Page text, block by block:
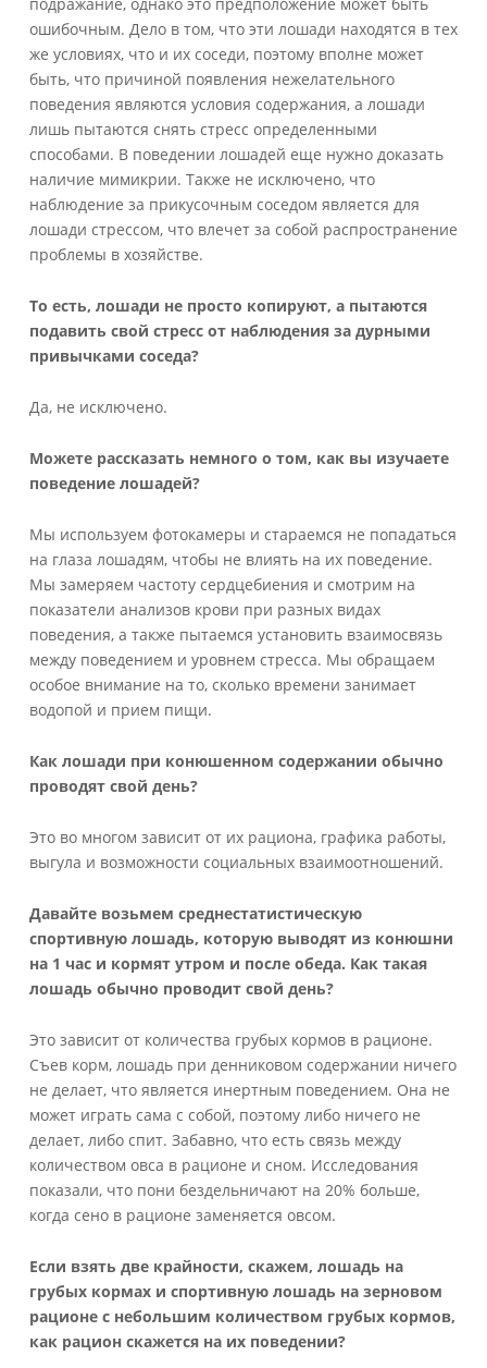
ошибочным. Дело в том, что эти лошади находятся в тех
же условиях, что и их соседи, поэтому вполне может
быть, что причиной появления нежелательного
поведения являются условия содержания, а лошади
лишь пытаются снять стресс определенными
способами. В поведении лошадей еще нужно доказать
наличие мимикрии. Также не исключено, что
наблюдение за прикусочным соседом является для
лошади стрессом, что влечет за собой распространение
проблемы в хозяйстве.
То есть, лошади не просто копируют, а пытаются
подавить свой стресс от наблюдения за дурными
привычками соседа?
Да, не исключено.
Можете рассказать немного о том, как вы изучаете
поведение лошадей?
Мы используем фотокамеры и стараемся не попадаться
на глаза лошадям, чтобы не влиять на их поведение.
Мы замеряем частоту сердцебиения и смотрим на
показатели анализов крови при разных видах
поведения, а также пытаемся установить взаимосвязь
между поведением и уровнем стресса. Мы обращаем
особое внимание на то, сколько времени занимает
водопой и прием пищи.
Как лошади при конюшенном содержании обычно
проводят свой день?
Это во многом зависит от их рациона, графика работы,
выгула и возможности социальных взаимоотношений.
Давайте возьмем среднестатистическую
спортивную лошадь, которую выводят из конюшни
на 1 час и кормят утром и после обеда. Как такая
лошадь обычно проводит свой день?
Это зависит от количества грубых кормов в рационе.
Съев корм, лошадь при денниковом содержании ничего
не делает, что является инертным поведением. Она не
может играть сама с собой, поэтому либо ничего не
делает, либо спит. Забавно, что есть связь между
количеством овса в рационе и сном. Исследования
показали, что пони бездельничают на 20% больше,
когда сено в рационе заменяется овсом.
Если взять две крайности, скажем, лошадь на
грубых кормах и спортивную лошадь на зерновом
рационе с небольшим количеством грубых кормов,
как рацион скажется на их поведении?